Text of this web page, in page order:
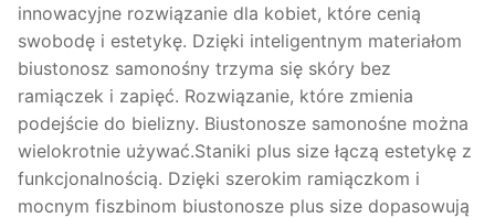
innowacyjne rozwiązanie dla kobiet, które cenią
swobodę i estetykę. Dzięki inteligentnym materiałom
biustonosz samonośny trzyma się skóry bez
ramiączek i zapięć. Rozwiązanie, które zmienia
podejście do bielizny. Biustonosze samonośne można
wielokrotnie używać.Staniki plus size łączą estetykę z
funkcjonalnością. Dzięki szerokim ramiączkom i
mocnym fiszbinom biustonosze plus size dopasowują